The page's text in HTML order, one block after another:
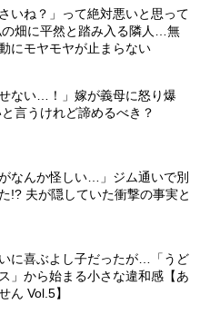
いね？」って絶対悪いと思って
畑に平然と踏み入る隣人…無
にモヤモヤが止まらない
ない…！」嫁が義母に怒り爆
言うけれど諦めるべき？
なんか怪しい…」ジム通いで別
!? 夫が隠していた衝撃の事実と
に喜ぶよし子だったが…「うど
」から始まる小さな違和感【あ
ん Vol.5】